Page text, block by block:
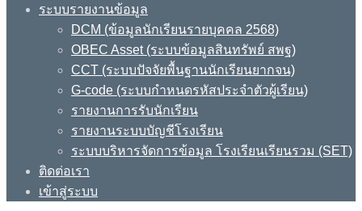
ระบบรายงานข้อมูล
DCM (ข้อมูลนักเรียนรายบุคคล 2568)
OBEC Asset (ระบบข้อมูลสินทรัพย์ สพฐ)
CCT (ระบบปัจจัยพื้นฐานนักเรียนยากจน)
G-code (ระบบกำหนดรหัสประจำตัวผู้เรียน)
รายงานการรับนักเรียน
รายงานระบบบัญชีโรงเรียน
ระบบบริหารจัดการข้อมูล โรงเรียนเรียนรวม (SET)
ติดต่อเรา
เข้าสู่ระบบ